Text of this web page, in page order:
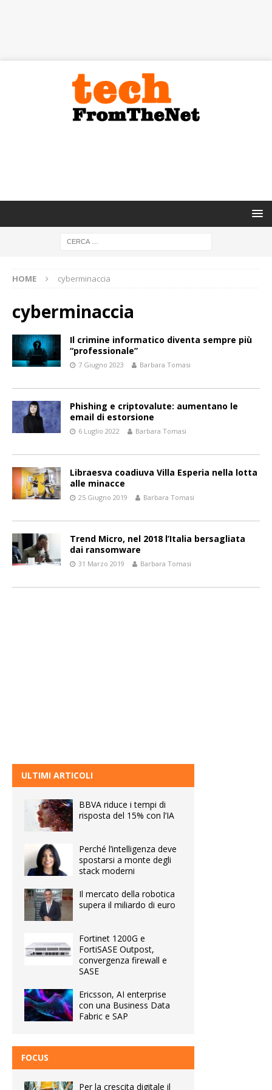
HOME cyberminaccia
cyberminaccia
Il crimine informatico diventa sempre più
“professionale”
7 Giugno 2023 Barbara Tomasi
Phishing e criptovalute: aumentano le
email di estorsione
6 Luglio 2022 Barbara Tomasi
Libraesva coadiuva Villa Esperia nella lotta
alle minacce
25 Giugno 2019 Barbara Tomasi
Trend Micro, nel 2018 l’Italia bersagliata
dai ransomware
31 Marzo 2019 Barbara Tomasi
ULTIMI ARTICOLI
BBVA riduce i tempi di
risposta del 15% con l’IA
Perché l’intelligenza deve
spostarsi a monte degli
stack moderni
Il mercato della robotica
supera il miliardo di euro
Fortinet 1200G e
FortiSASE Outpost,
convergenza firewall e
SASE
Ericsson, AI enterprise
con una Business Data
Fabric e SAP
FOCUS
Per la crescita digitale il